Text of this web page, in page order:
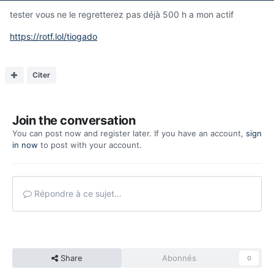
tester vous ne le regretterez pas déjà 500 h a mon actif
https://rotf.lol/tiogado
Citer
Join the conversation
You can post now and register later. If you have an account, sign
in now to post with your account.
Répondre à ce sujet…
Share Abonnés 0